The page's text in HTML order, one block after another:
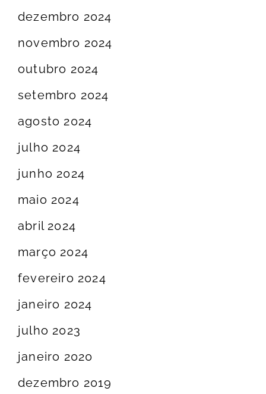
dezembro 2024
novembro 2024
outubro 2024
setembro 2024
agosto 2024
julho 2024
junho 2024
maio 2024
abril 2024
março 2024
fevereiro 2024
janeiro 2024
julho 2023
janeiro 2020
dezembro 2019